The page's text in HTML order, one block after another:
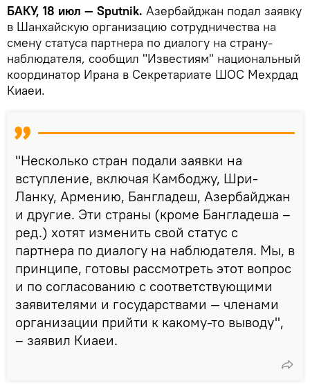
БАКУ, 18 июл — Sputnik. Азербайджан подал заявку
в Шанхайскую организацию сотрудничества на
смену статуса партнера по диалогу на страну-
наблюдателя, сообщил "Известиям" национальный
координатор Ирана в Секретариате ШОС Мехрдад
Киаеи.
"Несколько стран подали заявки на
вступление, включая Камбоджу, Шри-
Ланку, Армению, Бангладеш, Азербайджан
и другие. Эти страны (кроме Бангладеша –
ред.) хотят изменить свой статус с
партнера по диалогу на наблюдателя. Мы, в
принципе, готовы рассмотреть этот вопрос
и по согласованию с соответствующими
заявителями и государствами — членами
организации прийти к какому-то выводу",
– заявил Киаеи.